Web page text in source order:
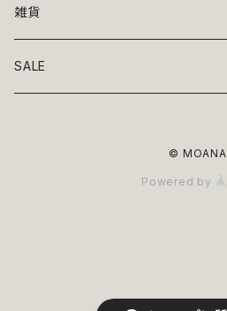
ニット
アロハ
ボトムス
ワンピース
ベッド
リード・首輪
雑貨
アート
SALE
© MOANA
Powered by